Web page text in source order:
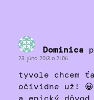
Dominica
23. júna 2013 o 21:05
tyvole chcem
očividne už!